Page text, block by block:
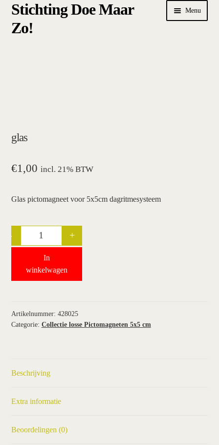
Ga
naar
Ga
de
Stichting Doe Maar
Zo!
Menu
bestellen
hoe werkt een plansysteem
wie wij zijn / contact
winkel
glas
€1,00 incl. 21% BTW
Glas pictomagneet voor 5x5cm dagritmesysteem
Quantity
- +
In
winkelwagen
Artikelnummer: 428025
Categorie: Collectie losse Pictomagneten 5x5 cm
Beschrijving
Extra informatie
Beoordelingen (0)